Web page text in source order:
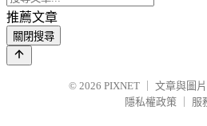
推薦文章
關閉搜尋
© 2026 PIXNET
文章與圖
隱私權政策
服